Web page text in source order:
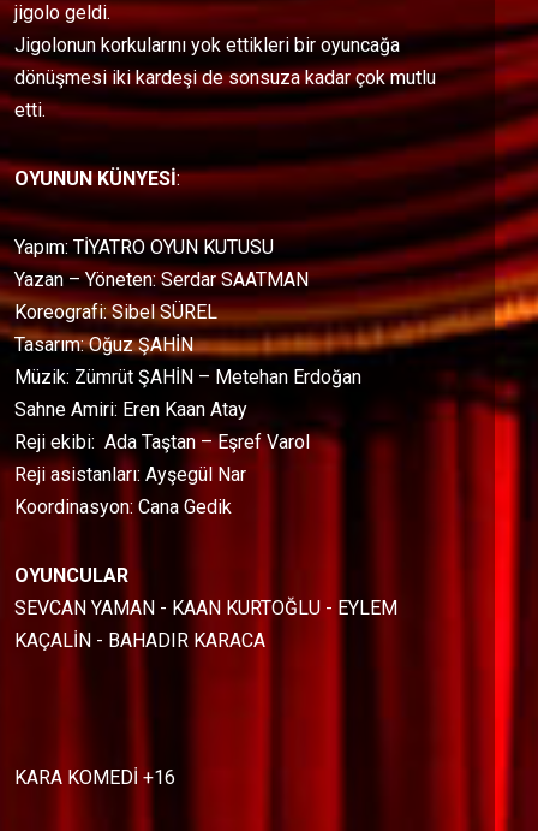
jigolo geldi.
Jigolonun korkularını yok ettikleri bir oyuncağa
dönüşmesi iki kardeşi de sonsuza kadar çok mutlu
etti.
OYUNUN KÜNYESİ:
Yapım: TİYATRO OYUN KUTUSU
Yazan – Yöneten: Serdar SAATMAN
Koreografi: Sibel SÜREL
Tasarım: Oğuz ŞAHİN
Müzik: Zümrüt ŞAHİN – Metehan Erdoğan
Sahne Amiri: Eren Kaan Atay
Reji ekibi: Ada Taştan – Eşref Varol
Reji asistanları: Ayşegül Nar
Koordinasyon: Cana Gedik
OYUNCULAR
SEVCAN YAMAN - KAAN KURTOĞLU - EYLEM
KAÇALİN - BAHADIR KARACA
KARA KOMEDİ +16